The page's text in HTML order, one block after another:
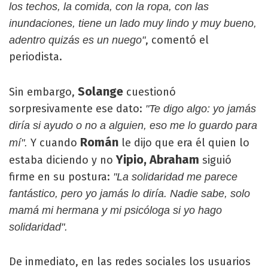
los techos, la comida, con la ropa, con las
inundaciones, tiene un lado muy lindo y muy bueno,
adentro quizás es un nuego", comentó el
periodista.
Sin embargo, Solange cuestionó
sorpresivamente ese dato: "Te digo algo: yo jamás
diría si ayudo o no a alguien, eso me lo guardo para
mí". Y cuando Román le dijo que era él quien lo
estaba diciendo y noYipio, Abraham siguió
firme en su postura: "La solidaridad me parece
fantástico, pero yo jamás lo diría. Nadie sabe, solo
mamá mi hermana y mi psicóloga si yo hago
solidaridad".
De inmediato, en las redes sociales los usuarios